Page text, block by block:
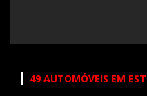
49 AUTOMÓVEIS EM